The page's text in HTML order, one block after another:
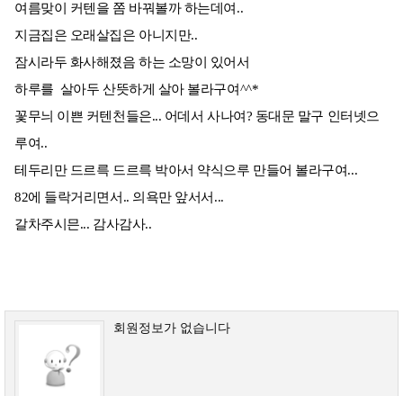
여름맞이 커텐을 쫌 바꿔볼까 하는데여..
지금집은 오래살집은 아니지만..
잠시라두 화사해졌음 하는 소망이 있어서
하루를 살아두 산뜻하게 살아 볼라구여^^*
꽃무늬 이쁜 커텐천들은... 어데서 사나여? 동대문 말구 인터넷으
루여..
테두리만 드르륵 드르륵 박아서 약식으루 만들어 볼라구여...
82에 들락거리면서.. 의욕만 앞서서...
갈차주시믄... 감사감사..
회원정보가 없습니다